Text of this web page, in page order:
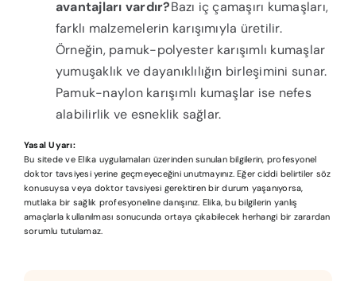
avantajları vardır?Bazı iç çamaşırı kumaşları,
farklı malzemelerin karışımıyla üretilir.
Örneğin, pamuk-polyester karışımlı kumaşlar
yumuşaklık ve dayanıklılığın birleşimini sunar.
Pamuk-naylon karışımlı kumaşlar ise nefes
alabilirlik ve esneklik sağlar.
Yasal Uyarı:
Bu sitede ve Elika uygulamaları üzerinden sunulan bilgilerin, profesyonel
doktor tavsiyesi yerine geçmeyeceğini unutmayınız. Eğer ciddi belirtiler söz
konusuysa veya doktor tavsiyesi gerektiren bir durum yaşanıyorsa,
mutlaka bir sağlık profesyoneline danışınız. Elika, bu bilgilerin yanlış
amaçlarla kullanılması sonucunda ortaya çıkabilecek herhangi bir zarardan
sorumlu tutulamaz.